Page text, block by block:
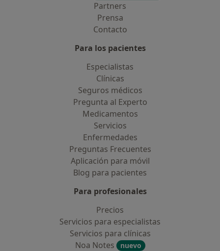
Partners
Prensa
Contacto
Para los pacientes
Especialistas
Clínicas
Seguros médicos
Pregunta al Experto
Medicamentos
Servicios
Enfermedades
Preguntas Frecuentes
Aplicación para móvil
Blog para pacientes
Para profesionales
Precios
Servicios para especialistas
Servicios para clínicas
Noa Notes
nuevo